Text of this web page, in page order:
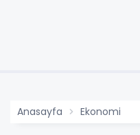
Anasayfa Ekonomi